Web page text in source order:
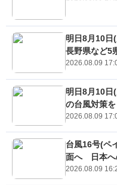
明日8月10
長野県など5
2026.08.09
明日8月10
の台風対策
2026.08.09
台風16号(ペ
面へ 日本へ
2026.08.09